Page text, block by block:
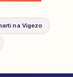
na Vigezo